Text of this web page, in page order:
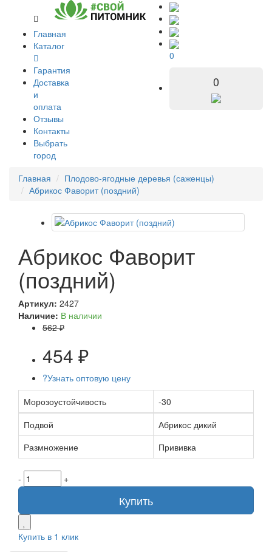
Главная
Каталог
Гарантия
Доставка
и
оплата
Отзывы
Контакты
Выбрать
город
0
0
Главная
Плодово-ягодные деревья (саженцы)
Абрикос Фаворит (поздний)
Абрикос Фаворит
(поздний)
Артикул: 2427
Наличие: В наличии
562 ₽
454 ₽
?Узнать оптовую цену
Морозоустойчивость
-30
Подвой
Абрикос дикий
Размножение
Прививка
- +
Купить
Купить в 1 клик